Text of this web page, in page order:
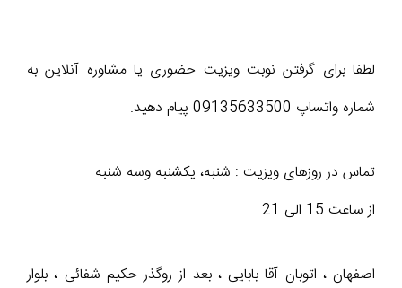
لطفا برای گرفتن نوبت ویزیت حضوری یا مشاوره آنلاین به
شماره واتساپ 09135633500 پیام دهید.
تماس در روزهای ویزیت : شنبه، یکشنبه وسه شنبه
از ساعت 15 الی 21
اصفهان ، اتوبان آقا بابایی ، بعد از روگذر حکیم شفائی ، بلوار